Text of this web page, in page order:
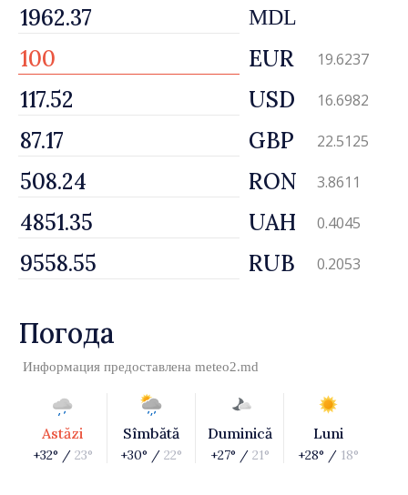
MDL
EUR 19.6237
USD 16.6982
GBP 22.5125
RON 3.8611
UAH 0.4045
RUB 0.2053
Погода
Информация предоставлена meteo2.md
Astăzi
+32° / 23°
Sîmbătă
+30° / 22°
Duminică
+27° / 21°
Luni
+28° / 18°